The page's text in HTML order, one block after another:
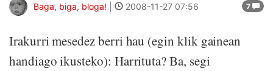
7
Baga, biga, bloga! 2008-11-27 07:56
Irakurri mesedez berri hau (egin klik gainean
handiago ikusteko): Harrituta? Ba, segi